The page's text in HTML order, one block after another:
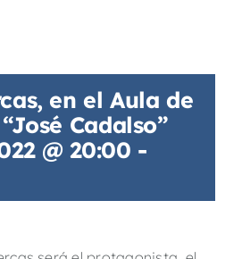
en el Aula de
Cadalso”
@ 20:00 -